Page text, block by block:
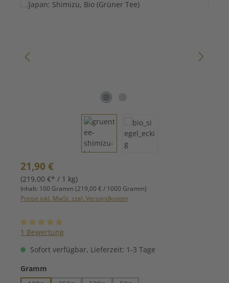
Bildergalerie überspringen
Regulärer Preis:
21,90 €
(219,00 €* / 1 kg)
Inhalt: 100 Gramm (219,00 € / 1000 Gramm)
Preise inkl. MwSt. zzgl. Versandkosten
Durchschnittliche Bewertung von 5 von 5 Sternen
1 Bewertung
Sofort verfügbar, Lieferzeit: 1-3 Tage
Gramm